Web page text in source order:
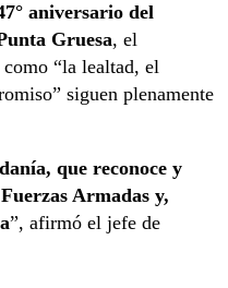
aniversario del
Gruesa, el
“la lealtad, el
siguen plenamente
que reconoce y
Armadas y,
”, afirmó el jefe de